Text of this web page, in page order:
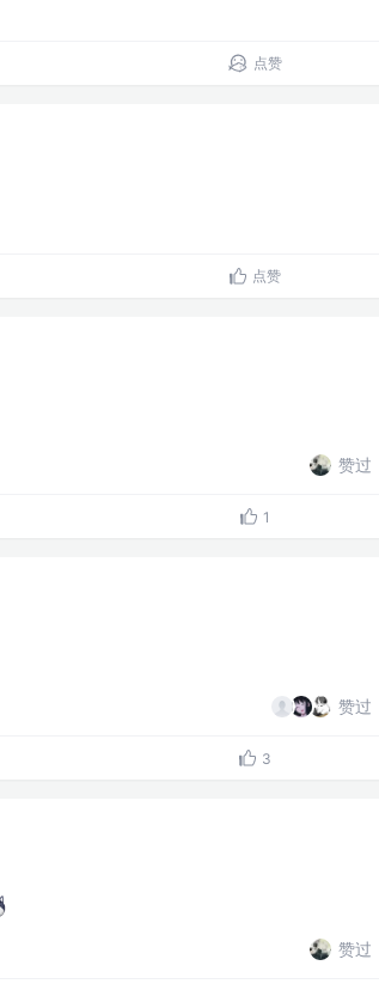
点赞
点赞
赞过
1
赞过
3
赞过